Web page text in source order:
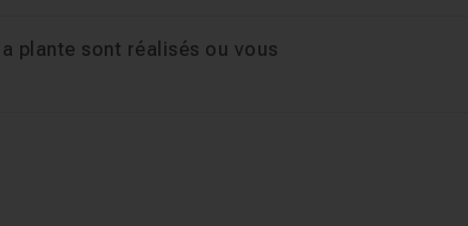
plante sont réalisés ou vous